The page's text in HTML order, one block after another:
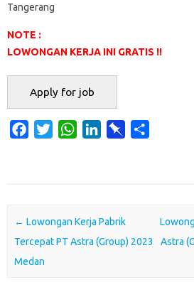
Tangerang
NOTE :
LOWONGAN KERJA INI GRATIS !!
o
o
k
e
r
W
A
p
d
I
a
r
Post navigation
← Lowongan Kerja Pabrik
Tercepat PT Astra (Group) 2023
Medan
Astra